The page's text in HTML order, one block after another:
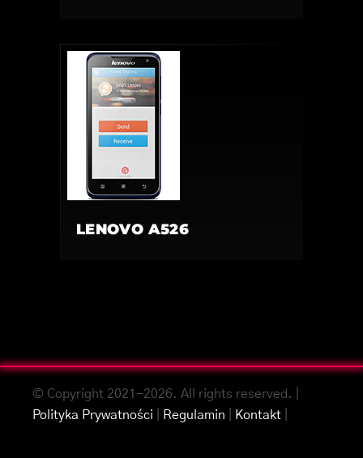
LENOVO A526
© Copyright 2021-2026. All rights reserved. |
Polityka Prywatności
Regulamin Kontakt